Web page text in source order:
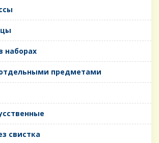
наборах
предметами
свистка